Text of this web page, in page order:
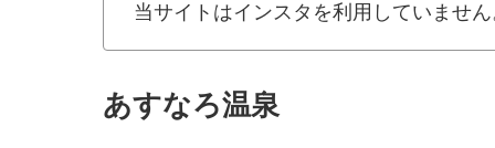
当サイトはインスタを利用していませ
あすなろ温泉